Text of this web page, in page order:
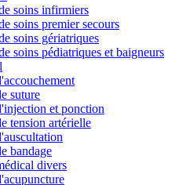
soins infirmiers
soins premier secours
soins gériatriques
soins pédiatriques et baigneurs
suture
et ponction
tension artérielle
bandage
divers